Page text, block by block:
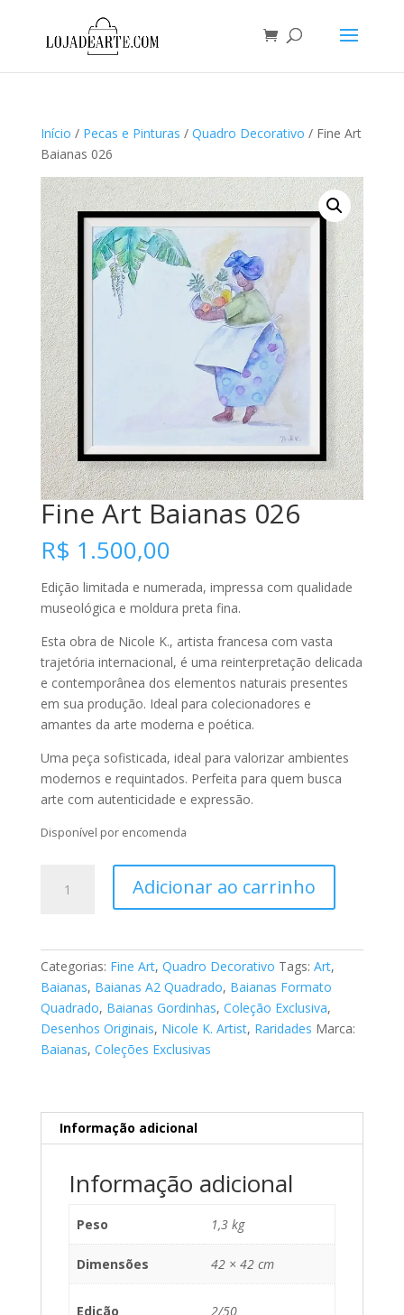
Início / Pecas e Pinturas / Quadro Decorativo / Fine Art
Baianas 026
Fine Art Baianas 026
R$ 1.500,00
Edição limitada e numerada, impressa com qualidade
museológica e moldura preta fina.
Esta obra de Nicole K., artista francesa com vasta
trajetória internacional, é uma reinterpretação delicada
e contemporânea dos elementos naturais presentes
em sua produção. Ideal para colecionadores e
amantes da arte moderna e poética.
Uma peça sofisticada, ideal para valorizar ambientes
modernos e requintados. Perfeita para quem busca
arte com autenticidade e expressão.
Disponível por encomenda
Adicionar ao carrinho
Categorias: Fine Art, Quadro Decorativo Tags: Art,
Baianas, Baianas A2 Quadrado, Baianas Formato
Quadrado, Baianas Gordinhas, Coleção Exclusiva,
Desenhos Originais, Nicole K. Artist, Raridades Marca:
Baianas, Coleções Exclusivas
Informação adicional
Informação adicional
Peso 1,3 kg
Dimensões 42 × 42 cm
Edição 2/50